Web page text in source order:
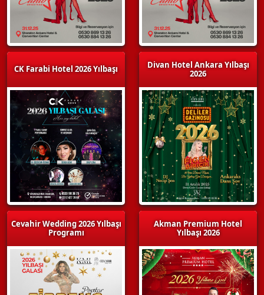
CK Farabi Hotel 2026 Yılbaşı
Cevahir Wedding 2026 Yılbaşı
Programı
Divan Hotel Ankara Yılbaşı
2026
Akman Premium Hotel
Yılbaşı 2026